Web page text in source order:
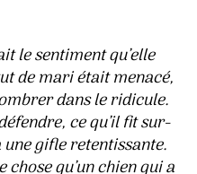
le sentiment qu’elle
de mari était menacé,
dans le ridicule.
ce qu’il fit sur-
gifle retentissante.
qu’un chien qui a